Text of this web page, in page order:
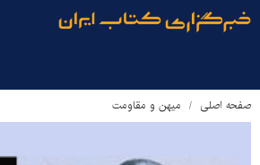
صفحه اصلی میهن و مقاومت